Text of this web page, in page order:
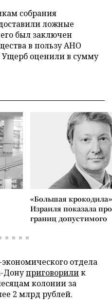
собрания
ложные
был заключен
в пользу АНО
Ущерб оценили в сумму
«Большая
Израиля показала
границ допустимого
отдела
Донуприговорилик
колонии за
2 млрд рублей.